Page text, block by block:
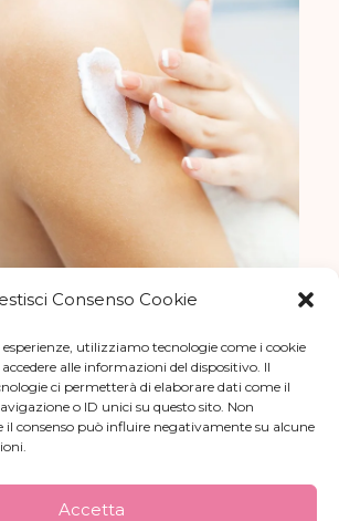
Consenso Cookie
utilizziamo tecnologie come i cookie
alle informazioni del dispositivo. Il
ci permetterà di elaborare dati come il
o ID unici su questo sito. Non
il consenso può influire negativamente su alcune
Accetta
Burri Corpo